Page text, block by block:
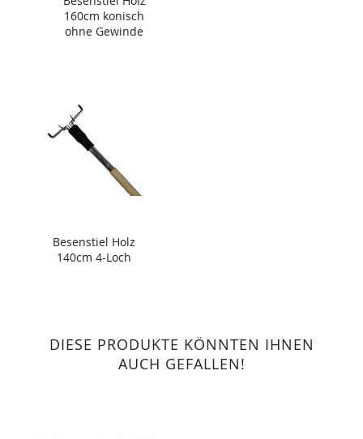
160cm konisch
ohne Gewinde
Besenstiel Holz
140cm 4-Loch
DIESE PRODUKTE KÖNNTEN IHNEN
AUCH GEFALLEN!